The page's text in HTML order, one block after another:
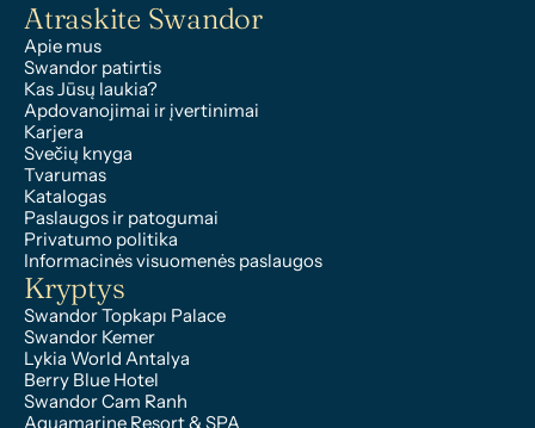
Atraskite Swandor
Apie mus
Swandor patirtis
Kas Jūsų laukia?
Apdovanojimai ir įvertinimai
Karjera
Svečių knyga
Tvarumas
Katalogas
Paslaugos ir patogumai
Privatumo politika
Informacinės visuomenės paslaugos
Kryptys
Swandor Topkapı Palace
Swandor Kemer
Lykia World Antalya
Berry Blue Hotel
Swandor Cam Ranh
Aquamarine Resort & SPA